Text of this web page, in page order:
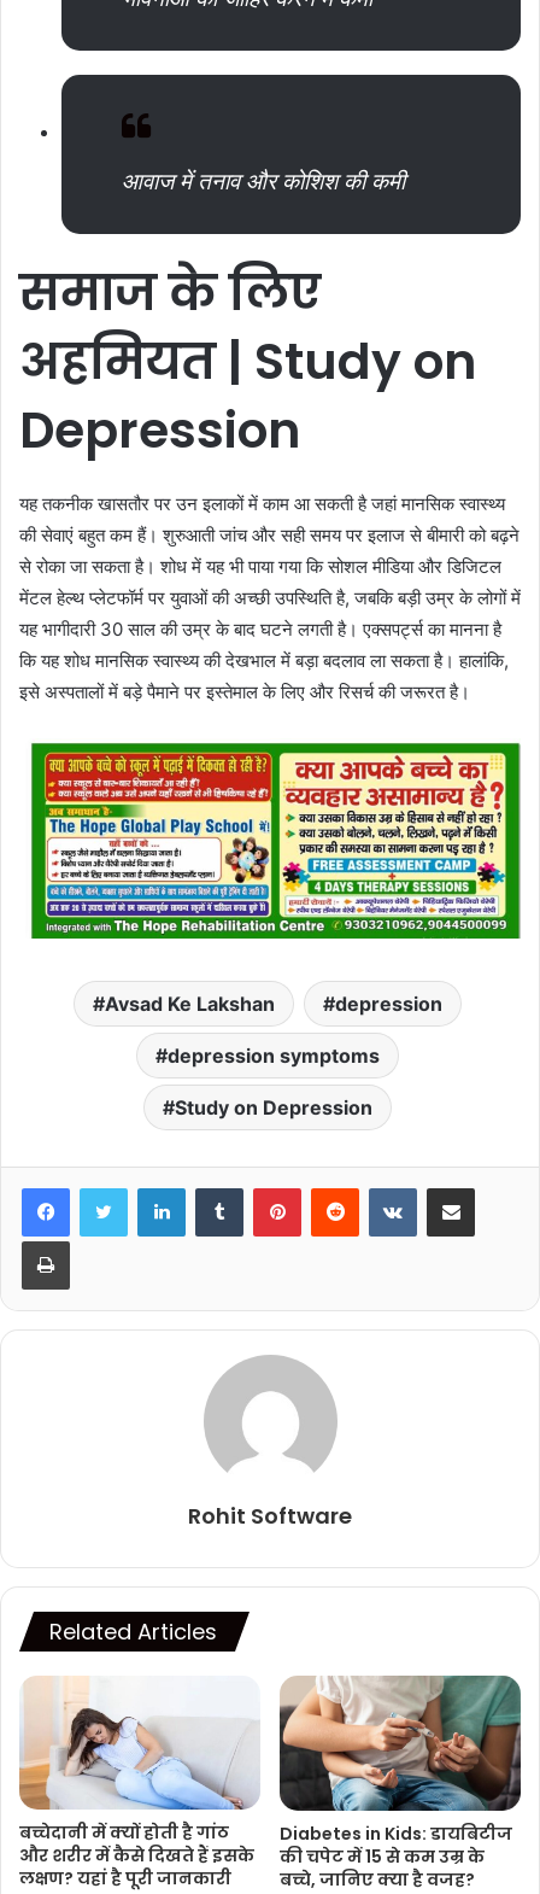
आवाज में तनाव और कोशिश की कमी
समाजकेलिए
अहमियत| Study on
Depression
यह तकनीक खासतौर पर उन इलाकों में काम आ सकती है जहां मानसिक स्वास्थ्य
की सेवाएं बहुत कम हैं। शुरुआती जांच और सही समय पर इलाज से बीमारी को बढ़ने
से रोका जा सकता है। शोध में यह भी पाया गया कि सोशल मीडिया और डिजिटल
मेंटल हेल्थ प्लेटफॉर्म पर युवाओं की अच्छी उपस्थिति है, जबकि बड़ी उम्र के लोगों में
यह भागीदारी 30 साल की उम्र के बाद घटने लगती है। एक्सपर्ट्स का मानना है
कि यह शोध मानसिक स्वास्थ्य की देखभाल में बड़ा बदलाव ला सकता है। हालांकि,
इसे अस्पतालों में बड़े पैमाने पर इस्तेमाल के लिए और रिसर्च की जरूरत है।
Avsad Ke Lakshan depression
depression symptoms
Study on Depression
Rohit Software
Related Articles
बच्चेदानी में क्‍यों होती है गांठ
और शरीर में कैसे दिखते हैं इसके
लक्षण? यहां है पूरी जानकारी
Diabetes in Kids: डायबिटीज
की चपेट में 15 से कम उम्र के
बच्चे, जानिए क्या है वजह?